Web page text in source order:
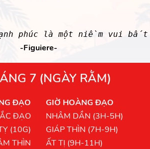
phúc là một niềm vui
-Figuiere-
7 (NGÀY RẰM)
ĐẠO
ĐẠO
(10G)
THÌN
GIỜ HOÀNG ĐẠO
NHÂM DẦN (3H-5H)
GIÁP THÌN (7H-9H)
ẤT TỊ (9H-11H)